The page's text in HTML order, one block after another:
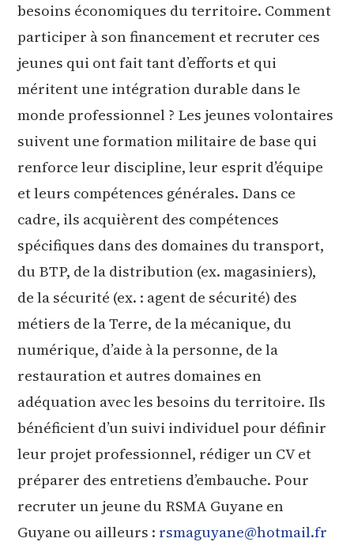
besoins économiques du territoire. Comment
participer à son financement et recruter ces
jeunes qui ont fait tant d’efforts et qui
méritent une intégration durable dans le
monde professionnel ? Les jeunes volontaires
suivent une formation militaire de base qui
renforce leur discipline, leur esprit d’équipe
et leurs compétences générales. Dans ce
cadre, ils acquièrent des compétences
spécifiques dans des domaines du transport,
du BTP, de la distribution (ex. magasiniers),
de la sécurité (ex. : agent de sécurité) des
métiers de la Terre, de la mécanique, du
numérique, d’aide à la personne, de la
restauration et autres domaines en
adéquation avec les besoins du territoire. Ils
bénéficient d’un suivi individuel pour définir
leur projet professionnel, rédiger un CV et
préparer des entretiens d’embauche. Pour
recruter un jeune du RSMA Guyane en
Guyane ou ailleurs : rsmaguyane@hotmail.fr